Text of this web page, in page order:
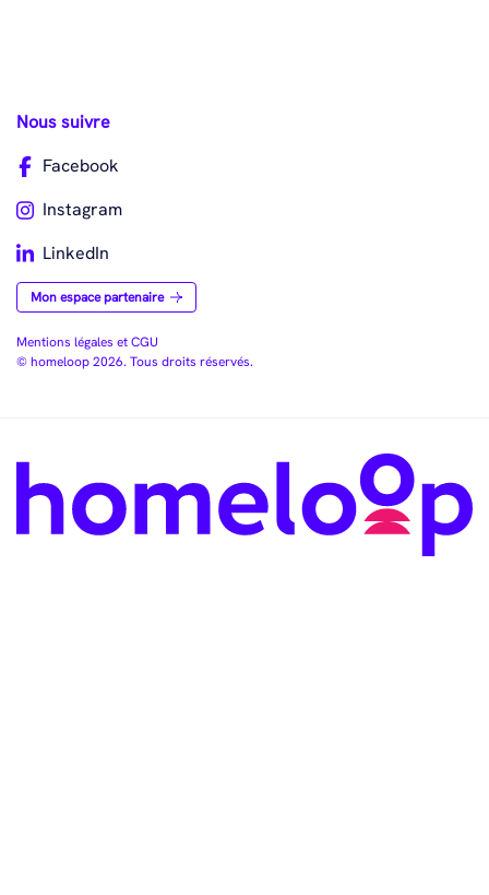
Nous suivre
Facebook
Instagram
LinkedIn
Mon espace partenaire
Mentions légales et CGU
© homeloop 2026. Tous droits réservés.